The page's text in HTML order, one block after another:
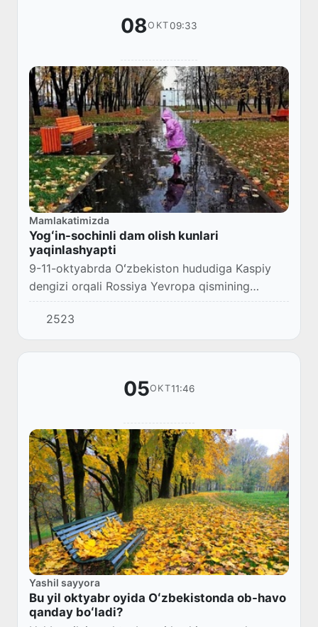
08OKT09:33
Mamlakatimizda
Yogʻin-sochinli dam olish kunlari
yaqinlashyapti
9-11-oktyabrda Oʻzbekiston hududiga Kaspiy
dengizi orqali Rossiya Yevropa qismining
(Moskva viloyati) ustida shakllangan sovuq va
nam havo massalari kirib keladi.
2523
05OKT11:46
Yashil sayyora
Bu yil oktyabr oyida Oʻzbekistonda ob-havo
qanday boʻladi?